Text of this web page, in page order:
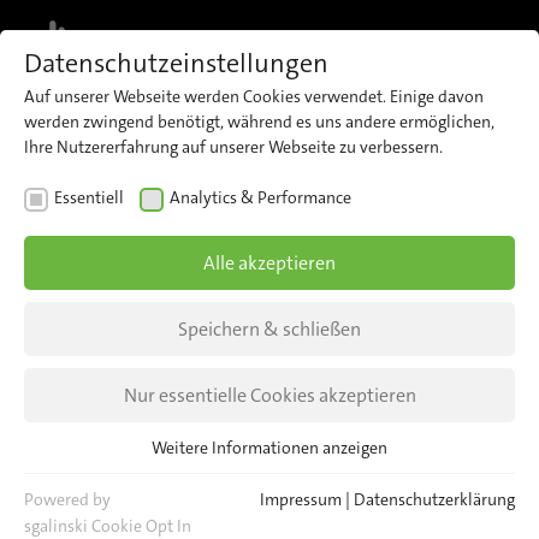
TRAKO EXPO in Danzig
TRAKO EXPO in Danzig - ein Branchentreff in der
goldenen Stadt an der polnischen Ostsee.
Datenschutzeinstellungen
Auf unserer Webseite werden Cookies verwendet. Einige davon
werden zwingend benötigt, während es uns andere ermöglichen,
Ihre Nutzererfahrung auf unserer Webseite zu verbessern.
Essentiell Analytics & Performance
Alle akzeptieren
Speichern & schließen
Nur essentielle Cookies akzeptieren
Essentielle Cookies werden für grundlegende Funktionen der
Webseite benötigt. Dadurch ist gewährleistet, dass die Webseite
Weitere Informationen anzeigen
Powered by
sgalinski Cookie Opt In
Impressum | Datenschutzerklärung